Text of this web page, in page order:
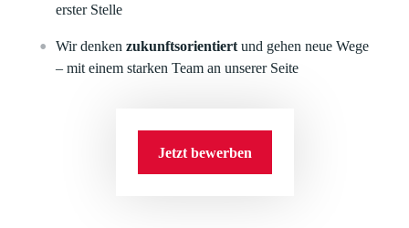
erster Stelle
Wir denkenzukunftsorientiert und gehen neue Wege
– mit einem starken Team an unserer Seite
Jetzt bewerben